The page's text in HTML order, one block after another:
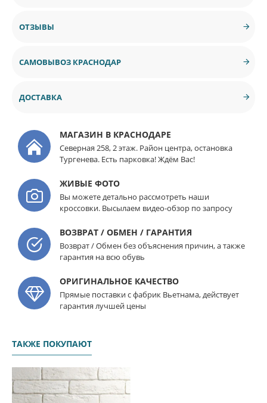
ОТЗЫВЫ
САМОВЫВОЗ КРАСНОДАР
ДОСТАВКА
МАГАЗИН В КРАСНОДАРЕ
Северная 258, 2 этаж. Район центра, остановка
Тургенева. Есть парковка! Ждём Вас!
ЖИВЫЕ ФОТО
Вы можете детально рассмотреть наши
кроссовки. Высылаем видео-обзор по запросу
ВОЗВРАТ / ОБМЕН / ГАРАНТИЯ
Возврат / Обмен без объяснения причин, а также
гарантия на всю обувь
ОРИГИНАЛЬНОЕ КАЧЕСТВО
Прямые поставки с фабрик Вьетнама, действует
гарантия лучшей цены
ТАКЖЕ ПОКУПАЮТ